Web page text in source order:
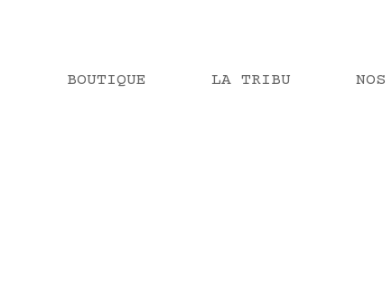
BOUTIQUE LA TRIBU